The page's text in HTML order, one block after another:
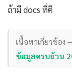
ถ้ามี docs ที่ดี
เนื้อหาเกี่ยวข้อง
ข้อมูลครบถ้วน